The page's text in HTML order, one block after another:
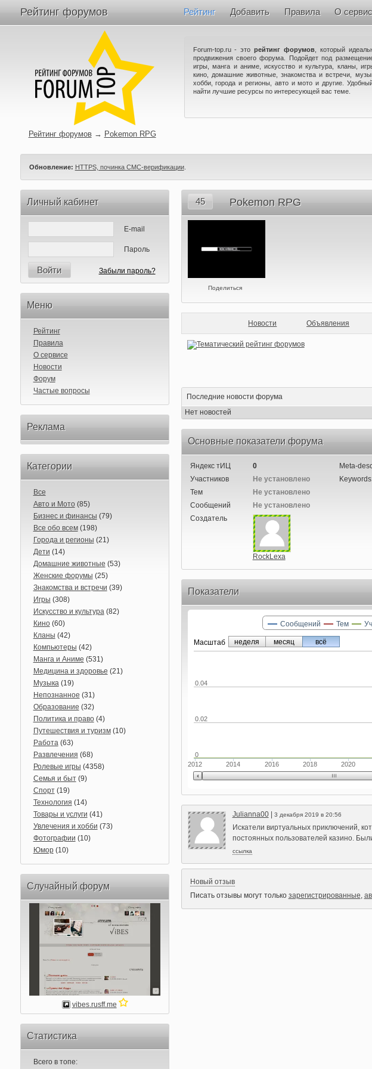
Рейтинг форумов Рейтинг Добавить Правила О
Forum-top.ru - эторейтинг форумов , который
продвижения своего форума. Подойдет под
игры, манга и аниме, искусство и культура, кланы,
кино, домашние животные, знакомства и встречи,
хобби, города и регионы, авто и мото и другие.
найти лучшие ресурсы по интересующей вас теме.
Рейтинг форумов → Pokemon RPG
Обновление: HTTPS, починка СМС-верификации.
Личный кабинет
E-mail
Пароль
Войти Забыли пароль?
Меню
Рейтинг
Правила
О сервисе
Новости
Форум
Частые вопросы
Реклама
Категории
Все
Авто и Мото(85)
Бизнес и финансы (79)
Все обо всем(198)
Города и регионы (21)
Дети (14)
Домашние животные (53)
Женские форумы (25)
Знакомства и встречи (39)
Игры (308)
Искусство и культура(82)
Кино(60)
Кланы (42)
Компьютеры (42)
Манга и Аниме (531)
Медицина и здоровье (21)
Музыка(19)
Непознанное (31)
Образование (32)
Политика и право(4)
Путешествия и туризм(10)
Работа(63)
Развлечения (68)
Ролевые игры (4358)
Семья и быт(9)
Спорт(19)
Технология (14)
Товары и услуги (41)
Увлечения и хобби (73)
Фотографии (10)
Юмор(10)
Случайный форум
vibes.rusff.me
Статистика
Всего в топе:
45 Pokemon RPG
Поделиться
Новости Объявления
Последние новости форума
Нет новостей
Основные показатели форума
Яндекс тИЦ
0
Участников
Не установлено
Тем
Не установлено
Сообщений
Не установлено
Создатель
RockLexa
Meta-
Показатели
Маcштаб
2012 2014 2016 2018 2020
0
0.02
0.04
Сообщений Тем
неделя месяц всё
Julianna00| 3 декабря 2019 в 20:56
Искатели виртуальных приключений,
постоянных пользователей казино.
ссылка
Новый отзыв
Писать отзывы могут только зарегистрированные,